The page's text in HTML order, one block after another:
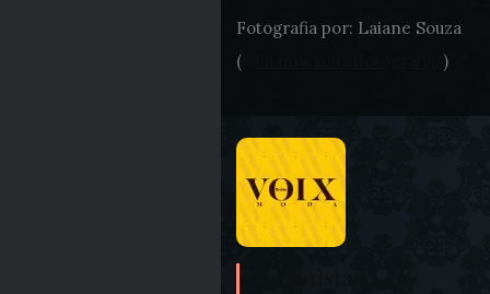
Fotografia por: Laiane Souza
(@laiannesouzafotografias )